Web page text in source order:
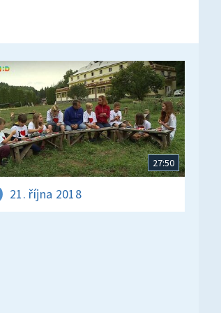
27:50
21. října 2018